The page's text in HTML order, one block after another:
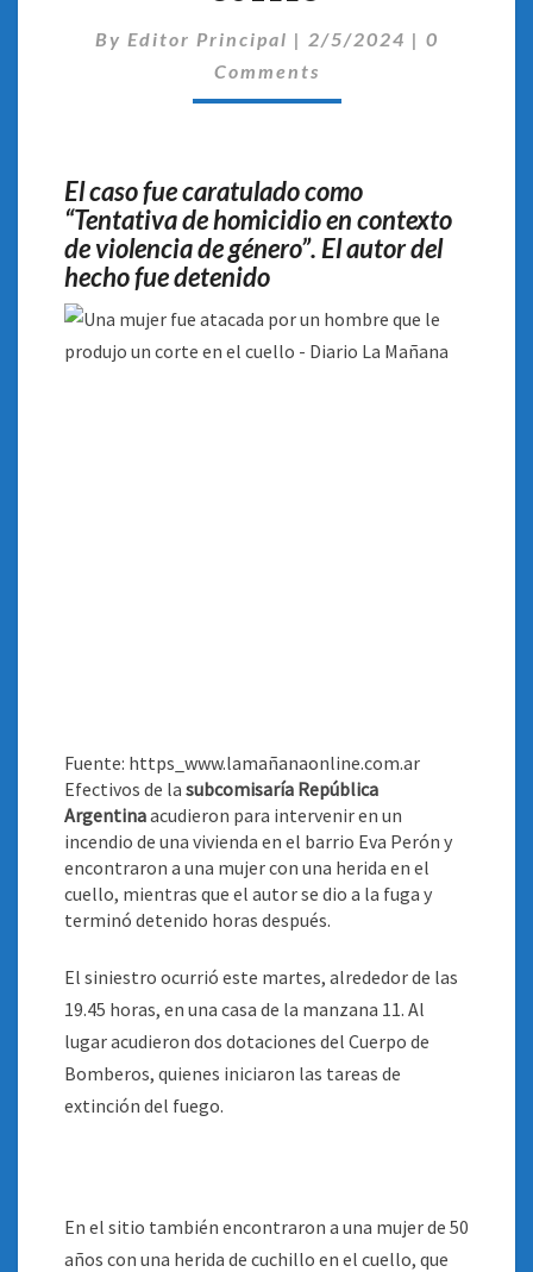
HOMBRE
QUE
EN
EL
CUELLO
By Editor Principal | 2/5/2024 | 0
Comments
El caso fue caratulado como
“Tentativa de homicidio en contexto
de violencia de género”. El autor del
hecho fue detenido
Fuente: https_www.lamañanaonline.com.ar
Efectivos de la subcomisaría República
Argentinaacudieron para intervenir en un
incendio de una vivienda en el barrio Eva Perón y
encontraron a una mujer con una herida en el
cuello, mientras que el autor se dio a la fuga y
terminó detenido horas después.
El siniestro ocurrió este martes, alrededor de las
19.45 horas, en una casa de la manzana 11. Al
lugar acudieron dos dotaciones del Cuerpo de
Bomberos, quienes iniciaron las tareas de
extinción del fuego.
En el sitio también encontraron a una mujer de 50
años con una herida de cuchillo en el cuello, que